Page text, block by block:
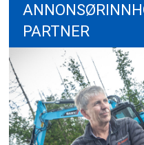
PARTNER